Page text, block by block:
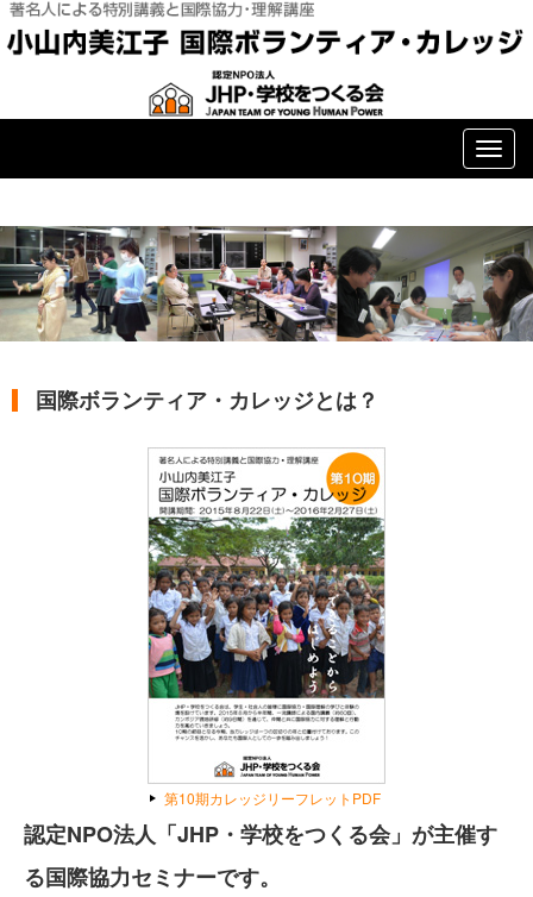
T
g
g
l
e
国際ボランティア・カレッジとは？
第10期カレッジリーフレットPDF
認定NPO法人「JHP・学校をつくる会」が主催す
る国際協力セミナーです。